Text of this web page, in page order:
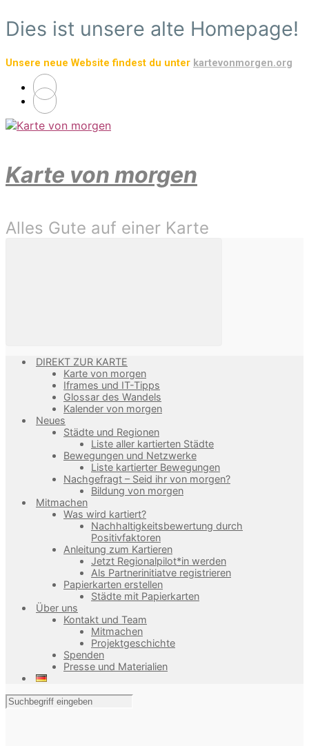
Zum
Hauptinhalt
Dies ist unsere alte Homepage!
Unsere neue Website findest du unter kartevonmorgen.org
Karte von morgen
Alles Gute auf einer Karte
DIREKT ZUR KARTE
Karte von morgen
Iframes und IT-Tipps
Glossar des Wandels
Kalender von morgen
Neues
Städte und Regionen
Liste aller kartierten Städte
Bewegungen und Netzwerke
Liste kartierter Bewegungen
Nachgefragt – Seid ihr von morgen?
Bildung von morgen
Mitmachen
Was wird kartiert?
Nachhaltigkeitsbewertung durch
Positivfaktoren
Anleitung zum Kartieren
Jetzt Regionalpilot*in werden
Als Partnerinitiatve registrieren
Papierkarten erstellen
Städte mit Papierkarten
Über uns
Kontakt und Team
Mitmachen
Projektgeschichte
Spenden
Presse und Materialien